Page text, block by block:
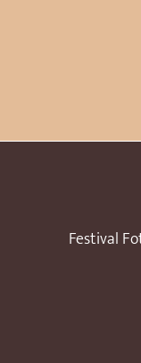
Festival